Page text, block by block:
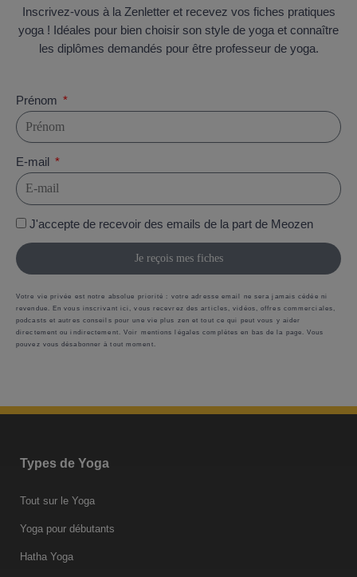
Inscrivez-vous à la Zenletter et recevez vos fiches pratiques
yoga ! Idéales pour bien choisir son style de yoga et connaître
les diplômes demandés pour être professeur de yoga.
Prénom
E-mail
J'accepte de recevoir des emails de la part de Meozen
Je reçois mes fiches
Votre vie privée est notre absolue priorité : votre adresse email ne sera jamais cédée ni
revendue. En vous inscrivant ici, vous recevrez des articles, vidéos, offres commerciales,
podcasts et autres conseils pour une vie plus zen et tout ce qui peut vous y aider
directement ou indirectement. Voir mentions légales complètes en bas de la page. Vous
pouvez vous désabonner à tout moment.
Types de Yoga
Tout sur le Yoga
Yoga pour débutants
Hatha Yoga